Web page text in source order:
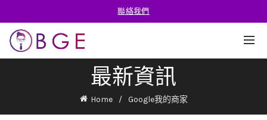
聯絡我們
最新資訊
Home Google我的商家